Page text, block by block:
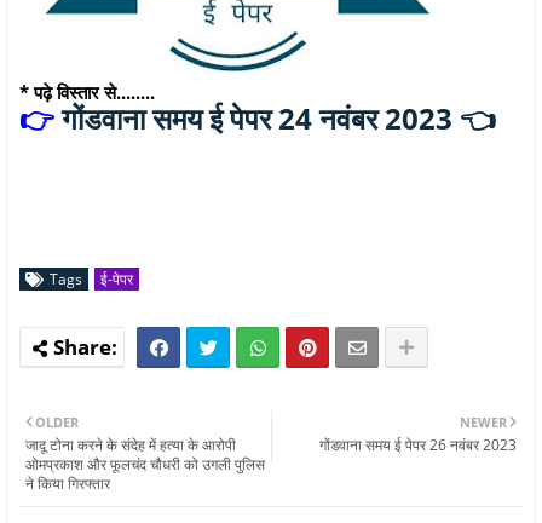
* पढ़े विस्तार से........
👉गोंडवाना समय ई पेपर 24 नवंबर 2023 👈
Tags ई-पेपर
NEWER
गोंडवाना समय ई पेपर 26 नवंबर 2023
OLDER
जादू टोना करने के संदेह में हत्या के आरोपी
ओमप्रकाश और फूलचंद चौधरी को उगली पुलिस
ने किया गिरफ्तार